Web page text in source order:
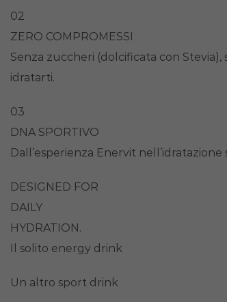
02
ZERO COMPROMESSI
Senza zuccheri (dolcificata con
idratarti.
03
DNA SPORTIVO
Dall’esperienza Enervit
DESIGNED FOR
DAILY
HYDRATION.
Il solito energy drink
Un altro sport drink